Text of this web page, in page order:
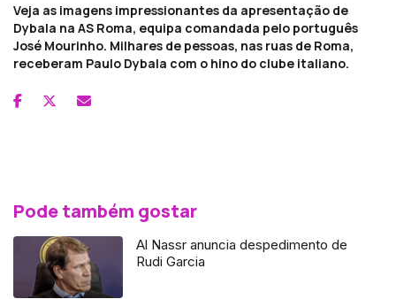
Veja as imagens impressionantes da apresentação de
Dybala na AS Roma, equipa comandada pelo português
José Mourinho. Milhares de pessoas, nas ruas de Roma,
receberam Paulo Dybala com o hino do clube italiano.
Pode também gostar
Al Nassr anuncia despedimento de
Rudi Garcia